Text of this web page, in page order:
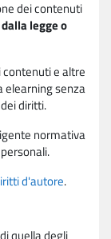
dei contenuti
legge o
e altre
senza
diritti.
normativa
d'autore.
quella degli